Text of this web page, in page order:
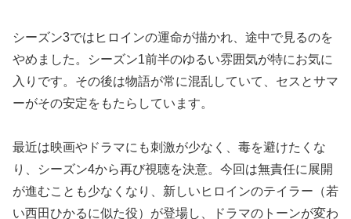
シーズン3ではヒロインの運命が描かれ、途中で見るのを
やめました。シーズン1前半のゆるい雰囲気が特にお気に
入りです。その後は物語が常に混乱していて、セスとサマ
ーがその安定をもたらしています。
最近は映画やドラマにも刺激が少なく、毒を避けたくな
り、シーズン4から再び視聴を決意。今回は無責任に展開
が進むことも少なくなり、新しいヒロインのテイラー（若
い西田ひかるに似た役）が登場し、ドラマのトーンが変わ